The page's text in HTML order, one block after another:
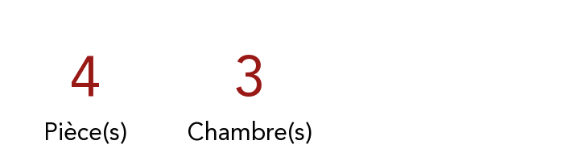
4
Pièce(s)
3
Chambre(s)